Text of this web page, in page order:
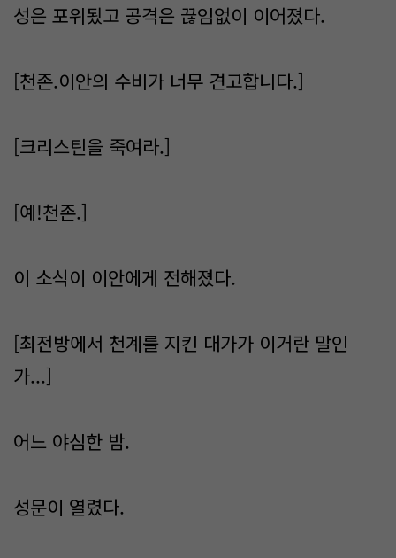
성은 포위됬고 공격은 끊임없이 이어졌다.
[천존.이안의 수비가 너무 견고합니다.]
[크리스틴을 죽여라.]
[예!천존.]
이 소식이 이안에게 전해졌다.
[최전방에서 천계를 지킨 대가가 이거란 말인
가...]
어느 야심한 밤.
성문이 열렸다.